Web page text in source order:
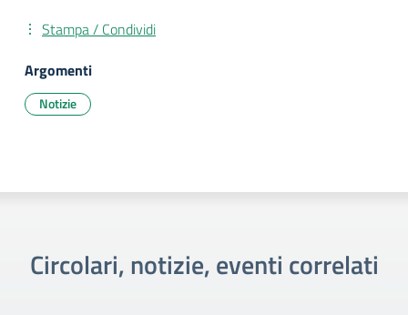
Stampa / Condividi
Argomenti
Notizie
Circolari, notizie, eventi correlati